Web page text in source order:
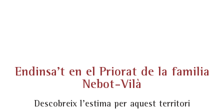
Endinsa't en el Priorat de la familia
Nebot-Vilà
Descobreix l'estima per aquest territori